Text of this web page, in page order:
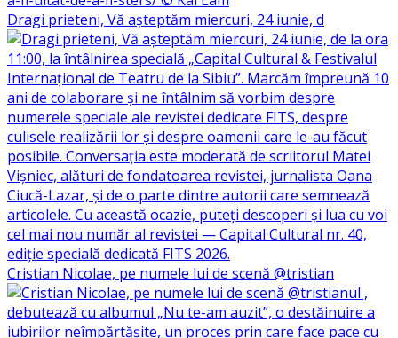
Dragi prieteni, Vă așteptăm miercuri, 24 iunie, d
Cristian Nicolae, pe numele lui de scenă @tristian